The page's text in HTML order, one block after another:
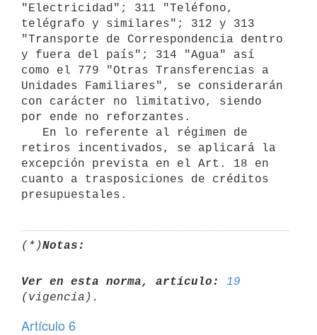
"Electricidad"; 311 "Teléfono,
telégrafo y similares"; 312 y 313
"Transporte de Correspondencia dentro
y fuera del país"; 314 "Agua" así
como el 779 "Otras Transferencias a
Unidades Familiares", se considerarán
con carácter no limitativo, siendo
por ende no reforzantes.
retiros incentivados, se aplicará la
excepción prevista en el Art. 18 en
cuanto a trasposiciones de créditos
(*)Notas:
Ver en esta norma, artículo:
19
Artículo 6